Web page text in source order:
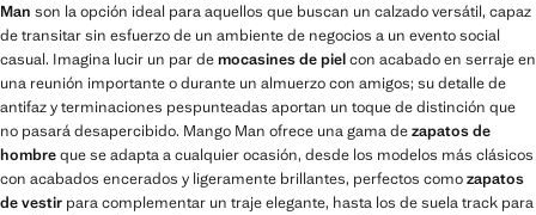
Man son la opción ideal para aquellos que buscan un calzado versátil, capaz
de transitar sin esfuerzo de un ambiente de negocios a un evento social
casual. Imagina lucir un par democasines de pielcon acabado en serraje en
una reunión importante o durante un almuerzo con amigos; su detalle de
antifaz y terminaciones pespunteadas aportan un toque de distinción que
no pasará desapercibido. Mango Man ofrece una gama dezapatos de
hombreque se adapta a cualquier ocasión, desde los modelos más clásicos
con acabados encerados y ligeramente brillantes, perfectos comozapatos
de vestir para complementar un traje elegante, hasta los de suela track para